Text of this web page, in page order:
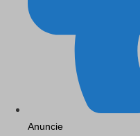
Anuncie